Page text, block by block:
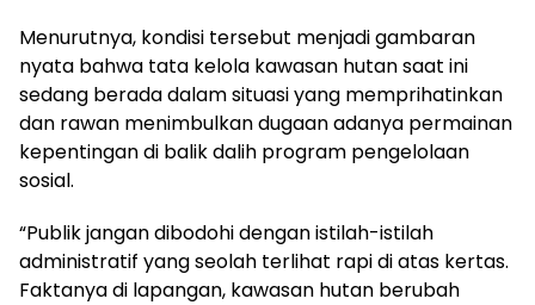
Menurutnya, kondisi tersebut menjadi gambaran
nyata bahwa tata kelola kawasan hutan saat ini
sedang berada dalam situasi yang memprihatinkan
dan rawan menimbulkan dugaan adanya permainan
kepentingan di balik dalih program pengelolaan
sosial.
“Publik jangan dibodohi dengan istilah-istilah
administratif yang seolah terlihat rapi di atas kertas.
Faktanya di lapangan, kawasan hutan berubah